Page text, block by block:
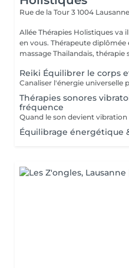
Rue de la Tour 3 1004 Lausanne
Allée Thérapies Holistiques
en vous. Thérapeute diplômée en drainage lympatique,
massage Thailandais, thérapie
Reiki Équilibrer le corps
Thérapies sonores
fréquence
Équilibrage énergétique